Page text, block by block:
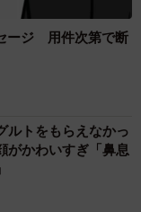
ージ 用件次第で断
ルトをもらえなかっ
がかわいすぎ「鼻息